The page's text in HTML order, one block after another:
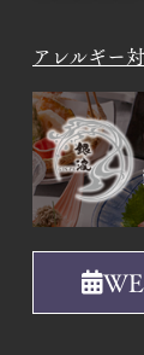
アレルギー